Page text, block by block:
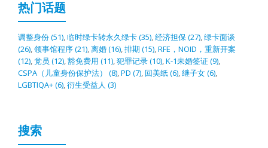
热门话题
调整身份(51),临时绿卡转永久绿卡(35),经济担保(27),绿卡面谈
(26),领事馆程序(21),离婚(16),排期 (15),RFE，NOID，重新开案
(12), 党员 (12),豁免费用 (11),犯罪记录(10),K-1未婚签证(9),
CSPA（儿童身份保护法）
(8),PD (7), 回美纸(6),继子女(6),
LGBTIQA+(6),衍生受益人 (3)
搜索